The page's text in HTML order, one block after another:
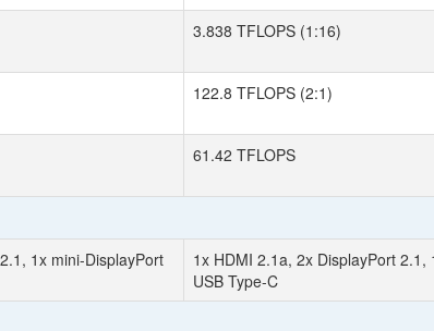
3.838 TFLOPS (1:16)
122.8 TFLOPS (2:1)
61.42 TFLOPS
1x mini-DisplayPort
1x HDMI 2.1a, 2x DisplayPort 2.1,
USB Type-C